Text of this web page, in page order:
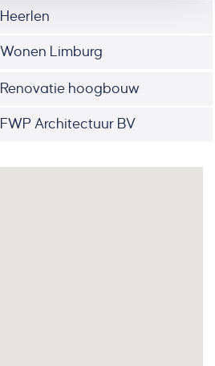
Heerlen
Wonen Limburg
Renovatie hoogbouw
FWP Architectuur BV